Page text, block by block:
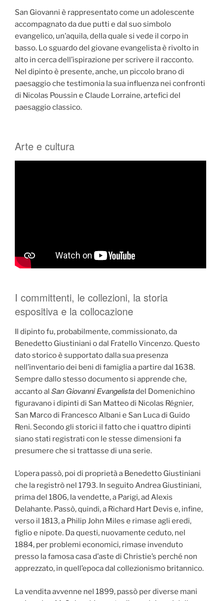
San Giovanni è rappresentato come un adolescente
accompagnato da due putti e dal suo simbolo
evangelico, un’aquila, della quale si vede il corpo in
basso. Lo sguardo del giovane evangelista è rivolto in
alto in cerca dell’ispirazione per scrivere il racconto.
Nel dipinto è presente, anche, un piccolo brano di
paesaggio che testimonia la sua influenza nei confronti
di Nicolas Poussin e Claude Lorraine, artefici del
paesaggio classico.
Arte e cultura
I committenti, le collezioni, la storia
espositiva e la collocazione
Il dipinto fu, probabilmente, commissionato, da
Benedetto Giustiniani o dal Fratello Vincenzo. Questo
dato storico è supportato dalla sua presenza
nell’inventario dei beni di famiglia a partire dal 1638.
Sempre dallo stesso documento si apprende che,
accanto al San Giovanni Evangelistadel Domenichino
figuravano i dipinti di San Matteo di Nicolas Régnier,
San Marco di Francesco Albani e San Luca di Guido
Reni. Secondo gli storici il fatto che i quattro dipinti
siano stati registrati con le stesse dimensioni fa
presumere che si trattasse di una serie.
L’opera passò, poi di proprietà a Benedetto Giustiniani
che la registrò nel 1793. In seguito Andrea Giustiniani,
prima del 1806, la vendette, a Parigi, ad Alexis
Delahante. Passò, quindi, a Richard Hart Devis e, infine,
verso il 1813, a Philip John Miles e rimase agli eredi,
figlio e nipote. Da questi, nuovamente ceduto, nel
1884, per problemi economici, rimase invenduto
presso la famosa casa d’aste di Christie’s perché non
apprezzato, in quell’epoca dal collezionismo britannico.
La vendita avvenne nel 1899, passò per diverse mani